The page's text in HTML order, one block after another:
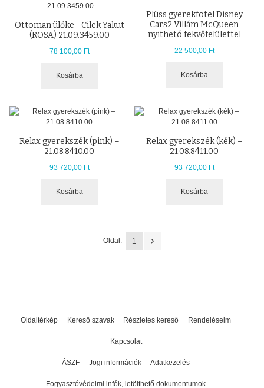
Ottoman ülőke - Cilek Yakut
(ROSA) 21.09.3459.00
78 100,00 Ft
Kosárba
Plüss gyerekfotel Disney
Cars2 Villám McQueen
nyithetó fekvőfelülettel
22 500,00 Ft
Kosárba
Relax gyerekszék (pink) –
21.08.8410.00
93 720,00 Ft
Kosárba
Relax gyerekszék (kék) –
21.08.8411.00
93 720,00 Ft
Kosárba
Oldal: 1
Oldaltérkép Kereső szavak Részletes kereső Rendeléseim
Kapcsolat
ÁSZF Jogi információk Adatkezelés
Fogyasztóvédelmi infók, letölthető dokumentumok